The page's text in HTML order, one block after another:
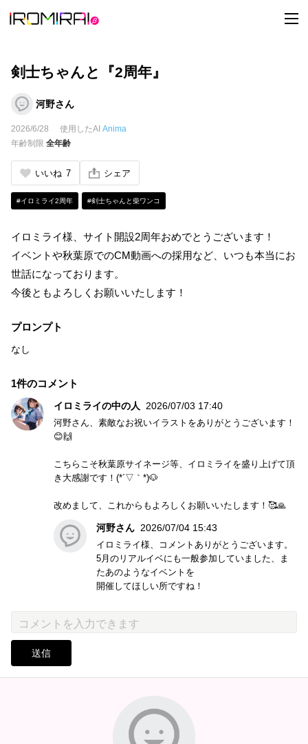
t
o
剣士ちゃんと『2周年』
河野さん
2026/6/28 使用したAI Anima
年齢制限 全年齢
いいね 7 シェア
#イロミライ2周年 #剣士ちゃんと柴ワンコ
イロミライ様、サイト開設2周年おめでとうございます！
イベントや秋葉原でのCM動画への採用など、いつも本当にお
世話になっております。
今後ともよろしくお願いいたします！
プロンプト
なし
1件のコメント
イロミライの中の人 2026/07/03 17:40
河野さん、素敵なお祝いイラストをありがとうございます！
😊🙌
こちらこそ秋葉原サイネージ等、イロミライを盛り上げて頂
き大感謝です！(*´▽｀*)🐶
改めまして、これからもよろしくお願いいたします！🥰🙏
河野さん 2026/07/04 15:43
イロミライ様、コメントありがとうございます。
5月のリアルイベにも一般参加していました、ま
たあのようなイベントを
開催してほしい所ですね！
送信